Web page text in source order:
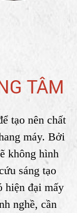
TÂM
tạo nên chất
máy. Bởi
không hình
sáng tạo
hiện đại mấy
nghề, cần